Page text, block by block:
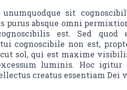
sit
purus absque omni
est. Sed quod
cognoscibile non est,
sol, qui est maxime
luminis. Hoc igitur
creatus essentiam Dei